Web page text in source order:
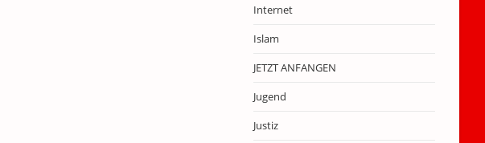
Internet
Islam
JETZT ANFANGEN
Jugend
Justiz